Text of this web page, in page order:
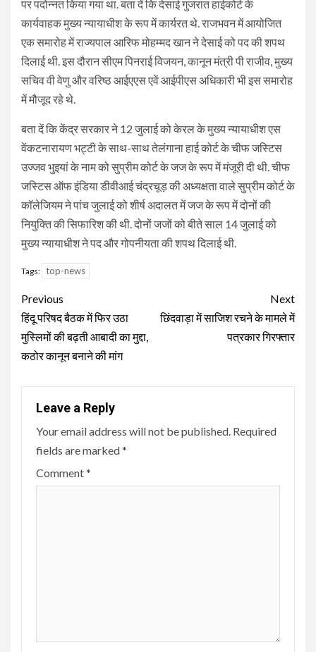
पर पदोन्नत किया गया था. बता दें कि देसाई गुजरात हाईकोर्ट के
कार्यवाहक मुख्य न्यायाधीश के रूप में कार्यरत थे. राजभवन में आयोजित
एक समारोह में राज्यपाल आरिफ मोहम्मद खान ने देसाई को पद की शपथ
दिलाई थी. इस दौरान सीएम पिनराई विजयन, कानून मंत्री पी राजीव, मुख्य
सचिव वी वेणु और वरिष्ठ आईएएस एवें आईपीएस अधिकारी भी इस समारोह
में मौजूद रहे थे.
बता दें कि केंद्र सरकार ने 12 जुलाई को केरल के मुख्य न्यायाधीश एस
वेंकटनारायण भट्टी के साथ-साथ तेलंगाना हाई कोर्ट के चीफ जस्टिस
उज्जव भुइयां के नाम को सुप्रीम कोर्ट के जज के रूप में मंजूरी दी थी. चीफ
जस्टिस ऑफ इंडिया डीवीआई चंद्रचूड़ की अध्यक्षता वाले सुप्रीम कोर्ट के
कॉलेजियम ने पांच जुलाई को शीर्ष अदालत में जज के रूप में दोनों की
नियुक्ति की सिफारिश की थी. दोनों जजों को बीते साल 14 जुलाई को
मुख्य न्यायाधीश ने पद और गोपनीयता की शपथ दिलाई थी.
Tags: top-news
Continue
Reading
Previous
हिंदू परिषद बैठक में फिर उठा
मुस्लिमों की बढ़ती आबादी का मुद्दा,
कठोर कानून बनाने की मांग
Next
छिंदवाड़ा में साजिश रचने के मामले में
पत्रकार गिरफ्तार
Leave a Reply
Your email address will not be published. Required
fields are marked*
Comment*